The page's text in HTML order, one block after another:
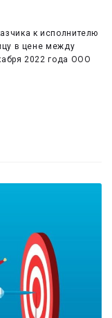
к исполнителю
в цене между
2022 года ООО